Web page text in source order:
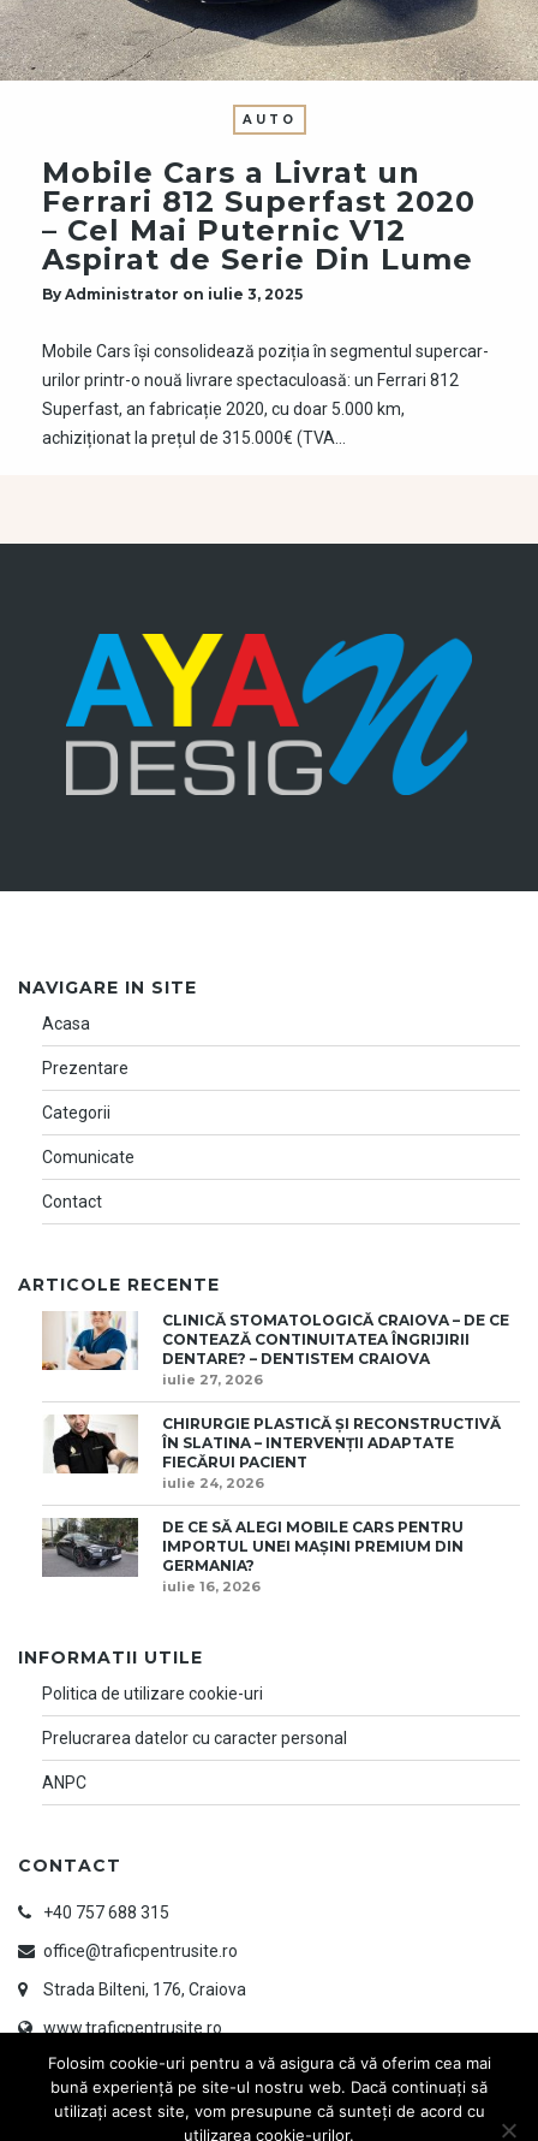
AUTO
Mobile Cars a Livrat un
Ferrari 812 Superfast 2020
– Cel Mai Puternic V12
Aspirat de Serie Din Lume
By Administrator on iulie 3, 2025
Mobile Cars își consolidează poziția în segmentul supercar-
urilor printr-o nouă livrare spectaculoasă: un Ferrari 812
Superfast, an fabricație 2020, cu doar 5.000 km,
achiziționat la prețul de 315.000€ (TVA…
NAVIGARE IN SITE
Acasa
Prezentare
Categorii
Comunicate
Contact
ARTICOLE RECENTE
CLINICĂ STOMATOLOGICĂ CRAIOVA – DE CE
CONTEAZĂ CONTINUITATEA ÎNGRIJIRII
DENTARE? – DENTISTEM CRAIOVA
iulie 27, 2026
CHIRURGIE PLASTICĂ ȘI RECONSTRUCTIVĂ
ÎN SLATINA – INTERVENȚII ADAPTATE
FIECĂRUI PACIENT
iulie 24, 2026
DE CE SĂ ALEGI MOBILE CARS PENTRU
IMPORTUL UNEI MAȘINI PREMIUM DIN
GERMANIA?
iulie 16, 2026
INFORMATII UTILE
Politica de utilizare cookie-uri
Prelucrarea datelor cu caracter personal
ANPC
CONTACT
+40 757 688 315
office@traficpentrusite.ro
Strada Bilteni, 176, Craiova
www.traficpentrusite.ro
Folosim cookie-uri pentru a vă asigura că vă oferim cea mai
bună experiență pe site-ul nostru web. Dacă continuați să
utilizați acest site, vom presupune că sunteți de acord cu
utilizarea cookie-urilor.